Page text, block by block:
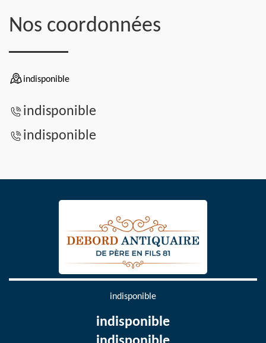
Nos coordonnées
indisponible
indisponible
indisponible
indisponible
indisponible